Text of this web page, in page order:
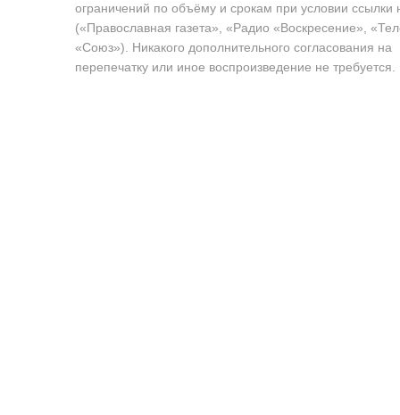
ограничений по объёму и срокам при условии ссылки
(«Православная газета», «Радио «Воскресение»,
«Союз»). Никакого дополнительного согласования на
перепечатку или иное воспроизведение не требуется.